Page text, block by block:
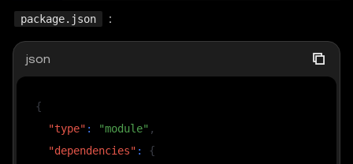
package.json ：
json
{
"type" : "module" ,
"dependencies" :
{